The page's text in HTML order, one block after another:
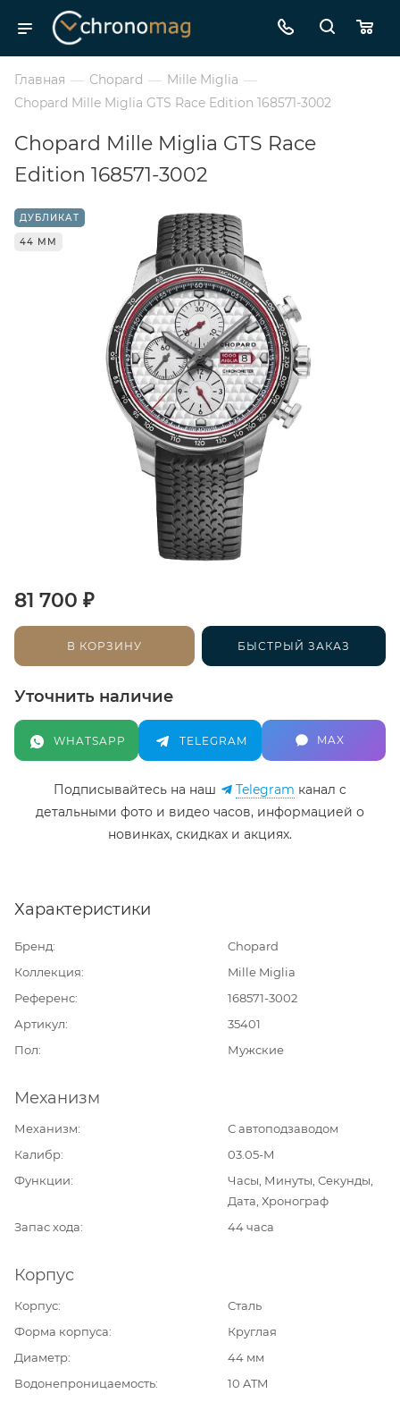
Главная — Chopard — Mille Miglia —
Chopard Mille Miglia GTS Race Edition 168571-3002
Chopard Mille Miglia GTS Race
Edition 168571-3002
ДУБЛИКАТ
44 ММ
81 700 ₽
В КОРЗИНУ БЫСТРЫЙ ЗАКАЗ
Уточнить наличие
WHATSAPP TELEGRAM MAX
Подписывайтесь на наш Telegram канал c
детальными фото и видео часов, информацией о
новинках, скидках и акциях.
Характеристики
Бренд
Chopard
Коллекция
Mille Miglia
Референс
168571-3002
Артикул
35401
Пол
Мужские
Механизм
Механизм
С автоподзаводом
Калибр
03.05-M
Функции
Часы, Минуты, Секунды,
Дата, Хронограф
Запас хода
44 часа
Корпус
Корпус
Сталь
Форма корпуса
Круглая
Диаметр
44 мм
Водонепроницаемость
10 ATM